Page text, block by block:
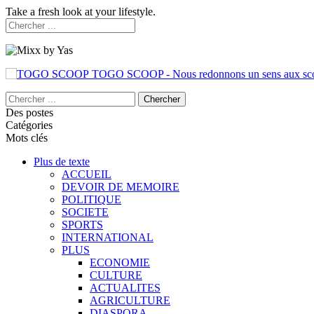
Take a fresh look at your lifestyle.
TOGO SCOOP - Nous redonnons un sens aux
Des postes
Catégories
Mots clés
Plus de texte
ACCUEIL
DEVOIR DE MEMOIRE
POLITIQUE
SOCIETE
SPORTS
INTERNATIONAL
PLUS
ECONOMIE
CULTURE
ACTUALITES
AGRICULTURE